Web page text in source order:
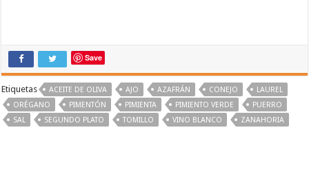
Save
Etiquetas ACEITE DE OLIVA AJO AZAFRÁN CONEJO
LAUREL
ORÉGANO
PIMENTÓN PIMIENTA PIMIENTO VERDE
PUERRO
SAL
SEGUNDO PLATO TOMILLO VINO BLANCO ZANAHORIA